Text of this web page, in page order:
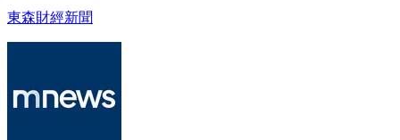
東森財經新聞